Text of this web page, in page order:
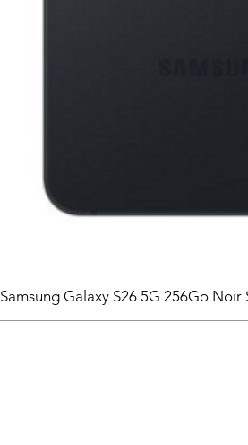
Galaxy S26 5G 256Go Noir